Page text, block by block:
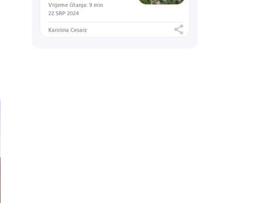
Vrijeme čitanja: 9 min
22 SRP 2024
Karolina Cesarz